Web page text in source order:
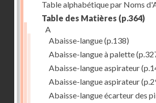
Table alphabétique par Noms
Table des Matières (p.364)
A
Abaisse-langue(p.138)
Abaisse-langue à palette
Abaisse-langue aspirateur
Abaisse-langue aspirateur
Abaisse-langue écarteur des